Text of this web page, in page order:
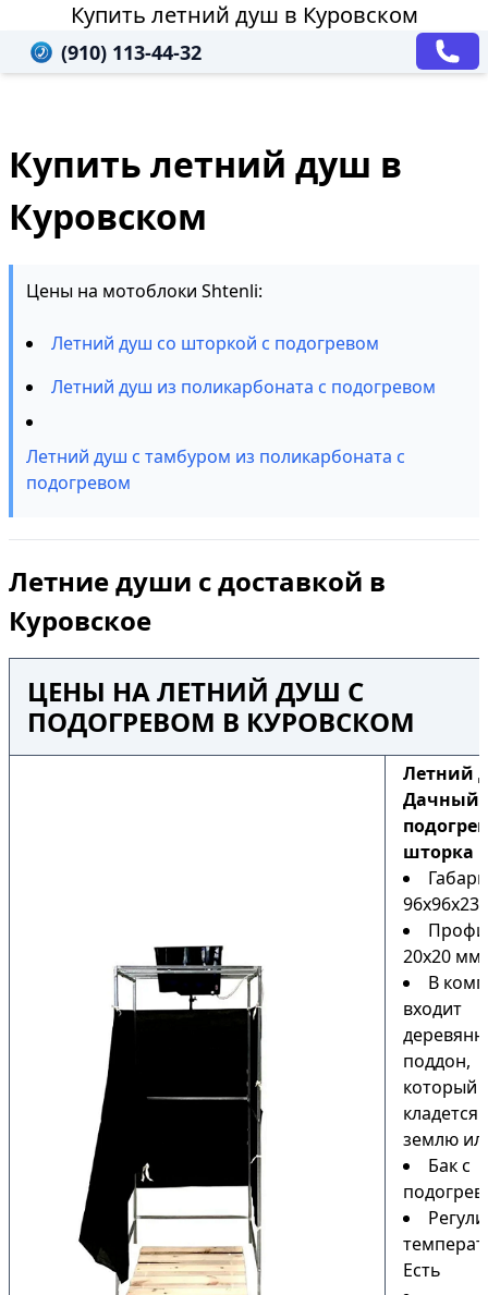
Купить летний душ в Куровском
(910) 113-44-32
Купить летний душ в
Куровском
Цены на мотоблоки Shtenli:
Летний душ со шторкой с подогревом
Летний душ из поликарбоната с подогревом
Летний душ с тамбуром из поликарбоната с
подогревом
Летние души с доставкой в
Куровское
ЦЕНЫ НА ЛЕТНИЙ ДУШ С
ПОДОГРЕВОМ В КУРОВСКОМ
Летний
Дачный
шторка
20х20 мм
В
входит
поддон,
который
кладется
землю
Бак с
Есть